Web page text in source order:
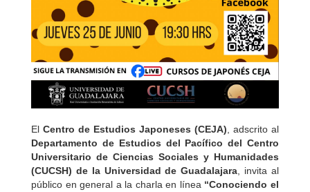
El Centro de Estudios Japoneses (CEJA), adscrito al
Departamento de Estudios del Pacífico del Centro
Universitario de Ciencias Sociales y Humanidades
(CUCSH) de la Universidad de Guadalajara, invita al
público en general a la charla en línea “Conociendo el